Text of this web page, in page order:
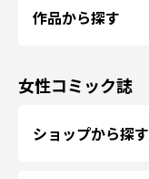
作品から探す
女性コミック誌
ショップから探す